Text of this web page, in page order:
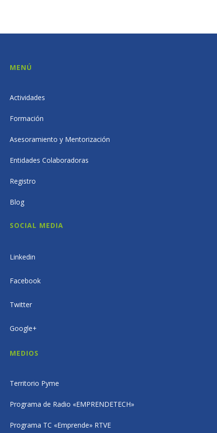
MENÚ
Actividades
Formación
Asesoramiento y Mentorización
Entidades Colaboradoras
Registro
Blog
SOCIAL MEDIA
Linkedin
Facebook
Twitter
Google+
MEDIOS
Territorio Pyme
Programa de Radio «EMPRENDETECH»
Programa TC «Emprende» RTVE